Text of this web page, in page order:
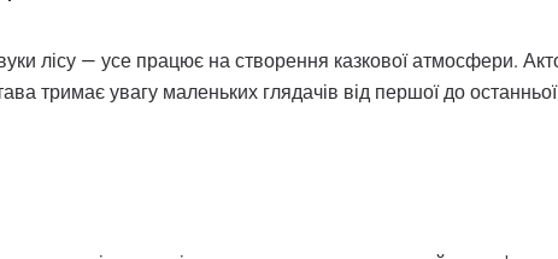
лісу — усе працює на створення казкової атмосфери.
тримає увагу маленьких глядачів від першої до